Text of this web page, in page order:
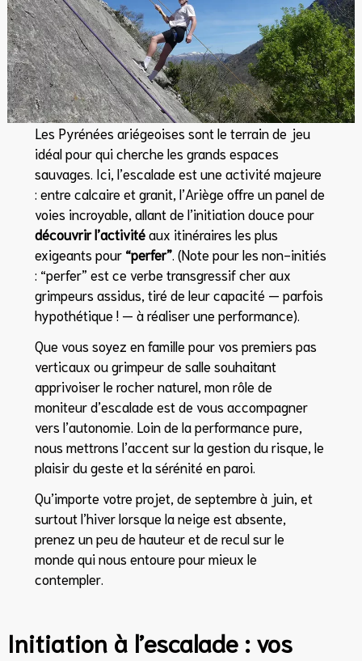
Les Pyrénées ariégeoises sont le terrain de jeu
idéal pour qui cherche les grands espaces
sauvages. Ici, l’escalade est une activité majeure
: entre calcaire et granit, l’Ariège offre un panel de
voies incroyable, allant de l’initiation douce pour
découvrir l’activitéaux itinéraires les plus
exigeants pour “perfer” . (Note pour les non-initiés
: “perfer” est ce verbe transgressif cher aux
grimpeurs assidus, tiré de leur capacité — parfois
hypothétique ! — à réaliser une performance).
Que vous soyez en famille pour vos premiers pas
verticaux ou grimpeur de salle souhaitant
apprivoiser le rocher naturel, mon rôle de
moniteur d’escalade est de vous accompagner
vers l’autonomie. Loin de la performance pure,
nous mettrons l’accent sur la gestion du risque, le
plaisir du geste et la sérénité en paroi.
Qu’importe votre projet, de septembre à juin, et
surtout l’hiver lorsque la neige est absente,
prenez un peu de hauteur et de recul sur le
monde qui nous entoure pour mieux le
contempler.
Initiation à l’escalade : vos